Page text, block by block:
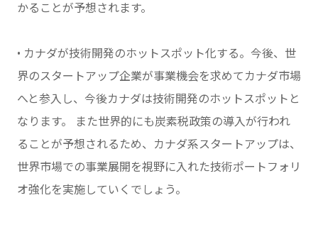
かることが予想されます。
• カナダが技術開発のホットスポット化する。今後、世
界のスタートアップ企業が事業機会を求めてカナダ市場
へと参入し、今後カナダは技術開発のホットスポットと
なります。 また世界的にも炭素税政策の導入が行われ
ることが予想されるため、カナダ系スタートアップは、
世界市場での事業展開を視野に入れた技術ポートフォリ
オ強化を実施していくでしょう。